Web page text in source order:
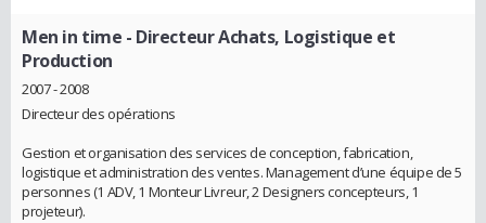
Men in time - Directeur Achats, Logistique et
Production
2007 - 2008
Directeur des opérations
Gestion et organisation des services de conception, fabrication,
logistique et administration des ventes. Management d’une équipe de 5
personnes (1 ADV, 1 Monteur Livreur, 2 Designers concepteurs, 1
projeteur).